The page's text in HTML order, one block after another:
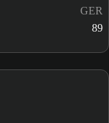
GER
89